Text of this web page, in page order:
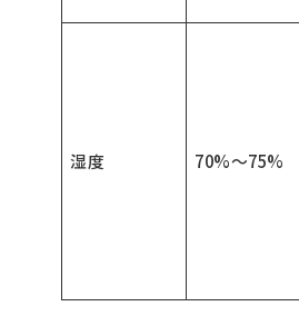
湿度 70%～75%